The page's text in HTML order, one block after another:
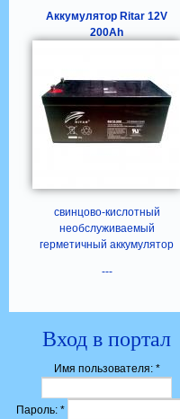
Аккумулятор Ritar 12V
200Ah
свинцово-кислотный
необслуживаемый
герметичный аккумулятор
---
Вход в портал
Имя пользователя: *
Пароль: *